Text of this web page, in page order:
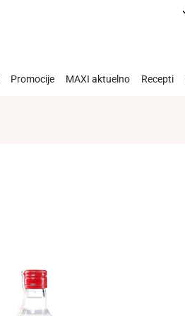
Promocije MAXI aktuelno Recepti